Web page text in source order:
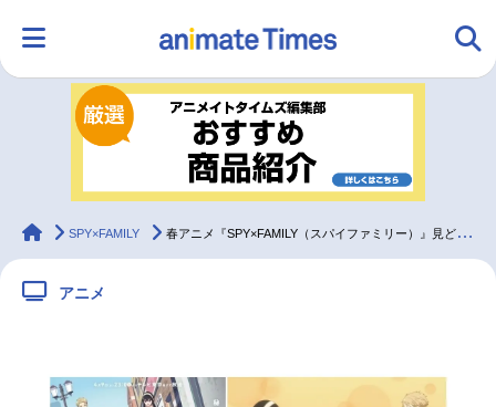
ランキング アニメ
ラジオ みんなの声
2.5次元 配信・Vtuber 無料マンガ
animateTimes
SPY×FAMILY 春アニメ『SPY×FAMILY（スパイファミリー）』見どころ5つ
アニメ